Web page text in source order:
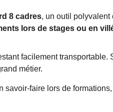
8 cadres, un outil polyvalent
lors de stages ou en
facilement
métier.
faire lors de